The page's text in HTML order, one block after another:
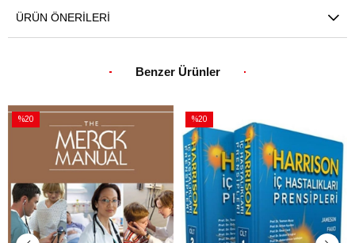
ÜRÜN ÖNERILERI
Benzer Ürünler
%20
%20
İndirim
%20İndirim